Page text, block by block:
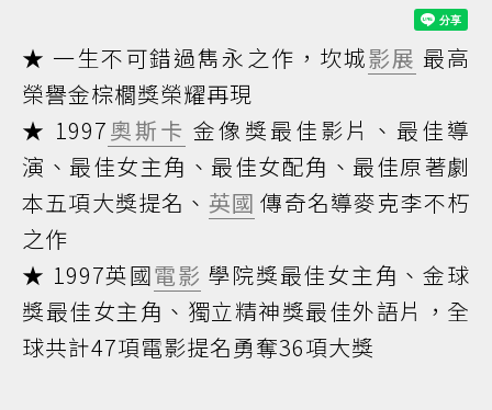
★ 一生不可錯過雋永之作，坎城影展 最高
榮譽金棕櫚獎榮耀再現
★ 1997奧斯卡 金像獎最佳影片、最佳導
演、最佳女主角、最佳女配角、最佳原著劇
本五項大獎提名、 英國 傳奇名導麥克李不朽
之作
★ 1997英國電影 學院獎最佳女主角、金球
獎最佳女主角、獨立精神獎最佳外語片，全
球共計47項電影提名勇奪36項大獎